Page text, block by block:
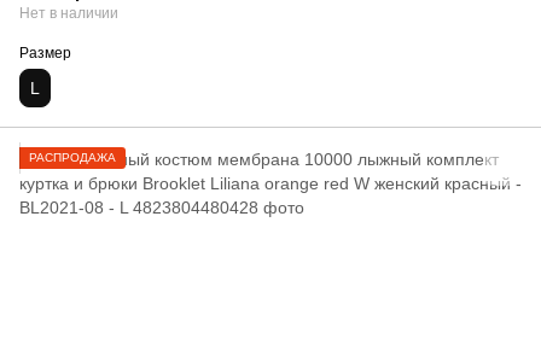
Нет в наличии
Размер
L
РАСПРОДАЖА